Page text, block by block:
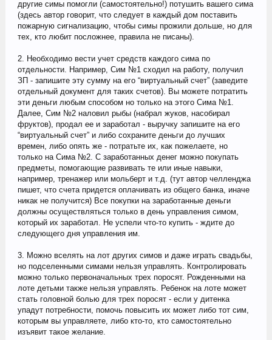
другие симы помогли (самостоятельно!) потушить вашего сима
(здесь автор говорит, что следует в каждый дом поставить
пожарную сигнализацию, чтобы симы прожили дольше, но для
тех, кто любит посложнее, правила не писаны).
2. Необходимо вести учет средств каждого сима по
отдельности. Например, Сим №1 сходил на работу, получил
ЗП - запишите эту сумму на его “виртуальный счет” (заведите
отдельный документ для таких счетов). Вы можете потратить
эти деньги любым способом но только на этого Сима №1.
Далее, Сим №2 наловил рыбы (набрал жуков, насобирал
фруктов), продал ее и заработал - выручку запишите на его
“виртуальный счет” и либо сохраните деньги до лучших
времен, либо опять же - потратьте их, как пожелаете, но
только на Сима №2. С заработанных денег можно покупать
предметы, помогающие развивать те или иные навыки,
например, тренажер или мольберт и т.д. (тут автор челленджа
пишет, что счета придется оплачивать из общего банка, иначе
никак не получится) Все покупки на заработанные деньги
должны осуществляться только в день управления симом,
который их заработал. Не успели что-то купить - ждите до
следующего дня управления им.
3. Можно вселять на лот других симов и даже играть свадьбы,
но подселенными симами нельзя управлять. Контролировать
можно только первоначальных трех поросят. Рожденными на
лоте детьми также нельзя управлять. Ребенок на лоте может
стать головной болью для трех поросят - если у дитенка
упадут потребности, помочь повысить их может либо тот сим,
которым вы управляете, либо кто-то, кто самостоятельно
изъявит такое желание.